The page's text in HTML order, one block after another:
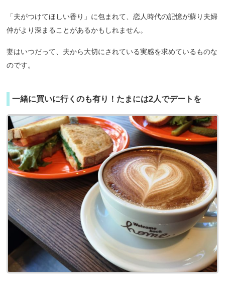
「夫がつけてほしい香り」に包まれて、恋人時代の記憶が蘇り夫婦
仲がより深まることがあるかもしれません。
妻はいつだって、夫から大切にされている実感を求めているものな
のです。
一緒に買いに行くのも有り！たまには2人でデートを